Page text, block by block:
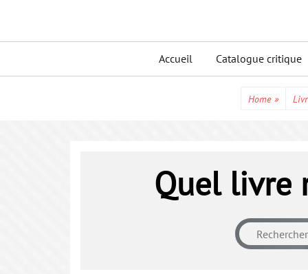
menu
Accueil Catalogue critique
Home »
Quel livre